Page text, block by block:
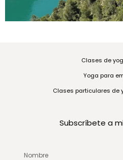
Clases de
Yoga para
Clases particulares de
Subscríbete a